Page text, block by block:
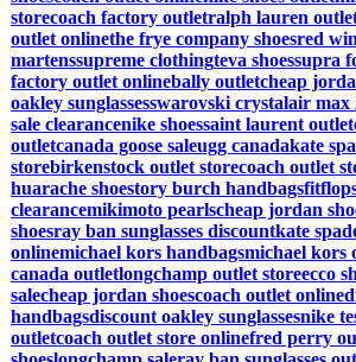
storecoach factory outletralph lauren
outlet onlinethe frye company shoesred
martenssupreme clothingteva shoessupra
factory outlet onlinebally outletcheap
oakley sunglassesswarovski crystalair max
sale clearancenike shoessaint laurent outlet
outletcanada goose saleugg canadakate
storebirkenstock outlet storecoach outlet
huarache shoestory burch handbags
clearancemikimoto pearlscheap jordan
shoesray ban sunglasses discountkate
onlinemichael kors handbagsmichael kors
canada outletlongchamp outlet storeecco
salecheap jordan shoescoach outlet online
handbagsdiscount oakley sunglassesnike
outletcoach outlet store onlinefred perry